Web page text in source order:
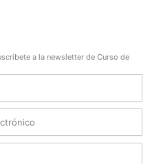
a la newsletter de Curso de